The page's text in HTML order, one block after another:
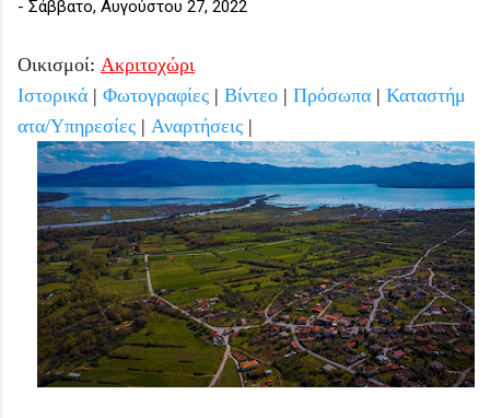
- Σάββατο, Αυγούστου 27, 2022
Οικισμοί: Ακριτοχώρι
Ιστορικά | Φωτογραφίες | Βίντεο | Πρόσωπα | Καταστήμ
ατα/Υπηρεσίες | Αναρτήσεις |